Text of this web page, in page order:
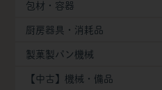
包材・容器
厨房器具・消耗品
製菓製パン機械
【中古】機械・備品